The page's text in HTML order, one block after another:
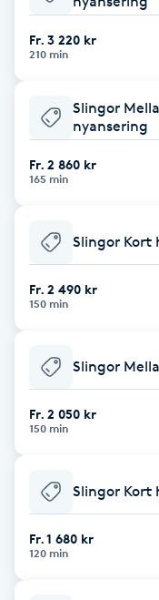
Babylights
Balayage
Bambumassage
Barber
Barnklippning
BIAB
Blowout
Bottenfärg
Brynfärgning
Brynplockning
Fr. 3 220 kr
210 min
Slingor
nyansering
Fr. 2 860 kr
165 min
Slingor Kort
Fr. 2 490 kr
150 min
Slingor
Fr. 2 050 kr
150 min
Slingor Kort
Fr. 1 680 kr
120 min